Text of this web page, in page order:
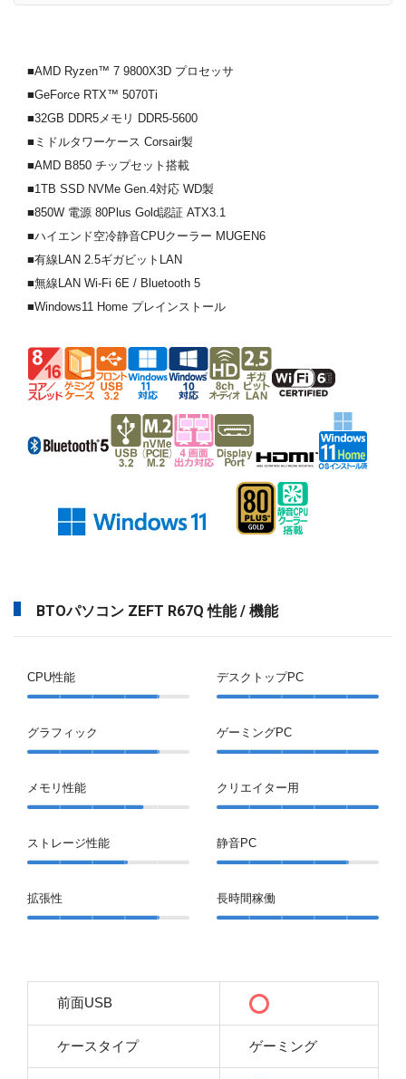
■AMD Ryzen™ 7 9800X3D プロセッサ
■GeForce RTX™ 5070Ti
■32GB DDR5メモリ DDR5-5600
■ミドルタワーケース Corsair製
■AMD B850 チップセット搭載
■1TB SSD NVMe Gen.4対応 WD製
■850W 電源 80Plus Gold認証 ATX3.1
■ハイエンド空冷静音CPUクーラー MUGEN6
■有線LAN 2.5ギガビットLAN
■無線LAN Wi-Fi 6E / Bluetooth 5
■Windows11 Home プレインストール
BTOパソコン ZEFT R67Q 性能 / 機能
CPU性能
グラフィック
メモリ性能
ストレージ性能
拡張性
デスクトップPC
ゲーミングPC
クリエイター用
静音PC
長時間稼働
前面USB
ケースタイプ ゲーミング